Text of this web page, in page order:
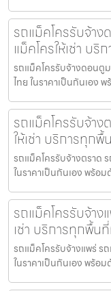
รถแม็คโครรับจ้า
แม็คโครให้เช่า บ
รถแม็คโครรับจ้างดอนตู
ไทย ในราคาเป็นกันเอง
รถแม็คโครรับจ้าง
ให้เช่า บริการทุก
รถแม็คโครรับจ้างตราด
ในราคาเป็นกันเอง พร้อ
รถแม็คโครรับจ้าง
เช่า บริการทุกพื้น
รถแม็คโครรับจ้างแพร่ ร
ในราคาเป็นกันเอง พร้อ